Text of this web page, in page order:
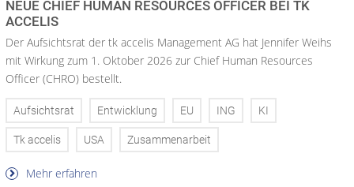
NEUE CHIEF HUMAN RESOURCES OFFICER BEI TK
ACCELIS
Der Aufsichtsrat der tk accelis Management AG hat Jennifer Weihs
mit Wirkung zum 1. Oktober 2026 zur Chief Human Resources
Officer (CHRO) bestellt.
Aufsichtsrat Entwicklung EU ING KI
Tk accelis USA Zusammenarbeit
Mehr erfahren